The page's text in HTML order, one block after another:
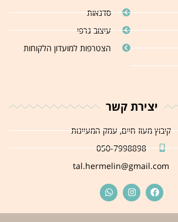
סדנאות
עיצוב גרפי
הצטרפות למועדון הלקוחות
יצירת קשר
קיבוץ מעוז חיים, עמק המעיינות
050-7998898
tal.hermelin@gmail.com